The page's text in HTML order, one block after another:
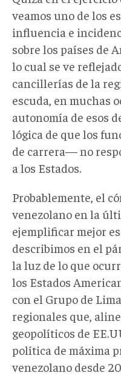
veamos uno de los
influencia e
sobre los países de
lo cual se ve
cancillerías de la
escuda, en muchas
autonomía de esos
lógica de que los
de carrera— no
a los Estados.
Probablemente, el
venezolano en la
ejemplificar mejor
describimos en el
la luz de lo que
los Estados
con el Grupo de
regionales que,
geopolíticos de
política de máxima
venezolano desde